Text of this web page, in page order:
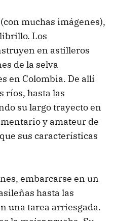
(con muchas imágenes),
Los
en astilleros
de la selva
en Colombia. De allí
ríos, hasta las
su largo trayecto en
y amateur de
sus características
embarcarse en un
hasta las
una tarea arriesgada.